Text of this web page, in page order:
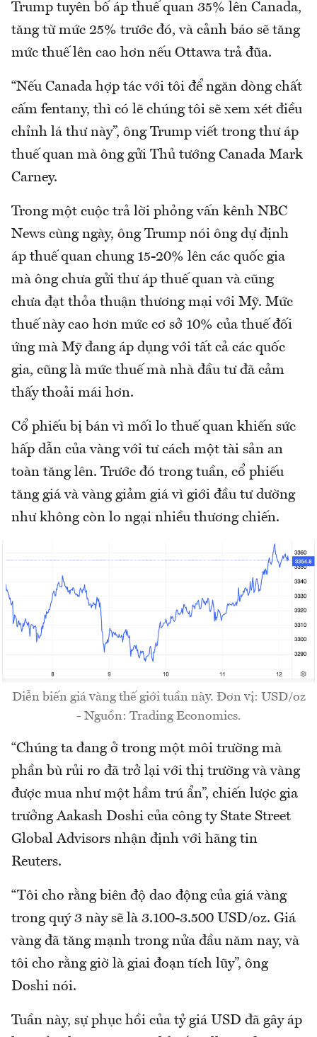
Trump tuyên bố áp thuế quan 35% lên Canada,
tăng từ mức 25% trước đó, và cảnh báo sẽ tăng
mức thuế lên cao hơn nếu Ottawa trả đũa.
“Nếu Canada hợp tác với tôi để ngăn dòng chất
cấm fentany, thì có lẽ chúng tôi sẽ xem xét điều
chỉnh lá thư này”, ông Trump viết trong thư áp
thuế quan mà ông gửi Thủ tướng Canada Mark
Carney.
Trong một cuộc trả lời phỏng vấn kênh NBC
News cùng ngày, ông Trump nói ông dự định
áp thuế quan chung 15-20% lên các quốc gia
mà ông chưa gửi thư áp thuế quan và cũng
chưa đạt thỏa thuận thương mại với Mỹ. Mức
thuế này cao hơn mức cơ sở 10% của thuế đối
ứng mà Mỹ đang áp dụng với tất cả các quốc
gia, cũng là mức thuế mà nhà đầu tư đã cảm
thấy thoải mái hơn.
Cổ phiếu bị bán vì mối lo thuế quan khiến sức
hấp dẫn của vàng với tư cách một tài sản an
toàn tăng lên. Trước đó trong tuần, cổ phiếu
tăng giá và vàng giảm giá vì giới đầu tư dường
như không còn lo ngại nhiều thương chiến.
Diễn biến giá vàng thế giới tuần này. Đơn vị: USD/oz
- Nguồn: Trading Economics.
“Chúng ta đang ở trong một môi trường mà
phần bù rủi ro đã trở lại với thị trường và vàng
được mua như một hầm trú ẩn”, chiến lược gia
trưởng Aakash Doshi của công ty State Street
Global Advisors nhận định với hãng tin
Reuters.
“Tôi cho rằng biên độ dao động của giá vàng
trong quý 3 này sẽ là 3.100-3.500 USD/oz. Giá
vàng đã tăng mạnh trong nửa đầu năm nay, và
tôi cho rằng giờ là giai đoạn tích lũy”, ông
Doshi nói.
Tuần này, sự phục hồi của tỷ giá USD đã gây áp